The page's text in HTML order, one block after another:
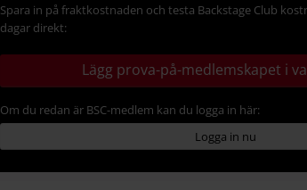
Spara in på fraktkostnaden och testa Backstage Club
dagar direkt:
Lägg prova-på-medlemskapet i
Om du redan är BSC-medlem kan du logga in här:
Logga in nu